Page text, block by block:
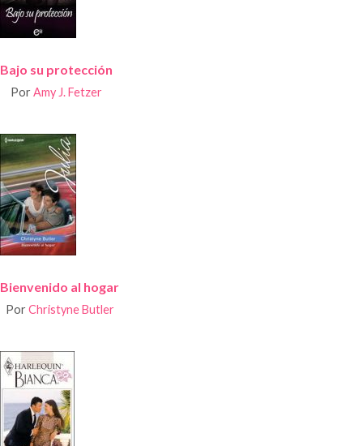
Bajo su protección
Por Amy J. Fetzer
Bienvenido al hogar
Por Christyne Butler